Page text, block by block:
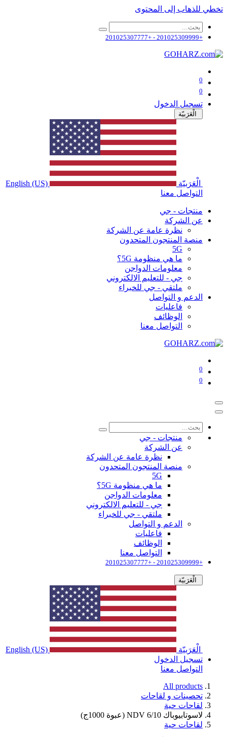
تخطي للذهاب إلى المحتوى
+201025309999 - +201025307777
0
0
تسجيل الدخول
الْعَرَبيّة
الْعَرَبيّة
English (US)
التواصل معنا
منتجات - جي
عن الشركة
نظرة عامة عن الشركة
منصة المنتجون المتحدون
5G
ما هي منظومة 5G؟
معلومات الدواجن
جي - للتعليم الالكتروني
ملتقي - جي للخبراء
الدعم و التواصل
فاعليات
الوظائف
التواصل معنا
0
0
منتجات - جي
عن الشركة
نظرة عامة عن الشركة
منصة المنتجون المتحدون
5G
ما هي منظومة 5G؟
معلومات الدواجن
جي - للتعليم الالكتروني
ملتقي - جي للخبراء
الدعم و التواصل
فاعليات
الوظائف
التواصل معنا
+201025309999 - +201025307777
الْعَرَبيّة
الْعَرَبيّة
English (US)
تسجيل الدخول
التواصل معنا
All products
تحصينات و لقاحات
لقاحات حية
لاسوتابيوباك NDV 6/10 (عبوة 1000ج)
لقاحات حية